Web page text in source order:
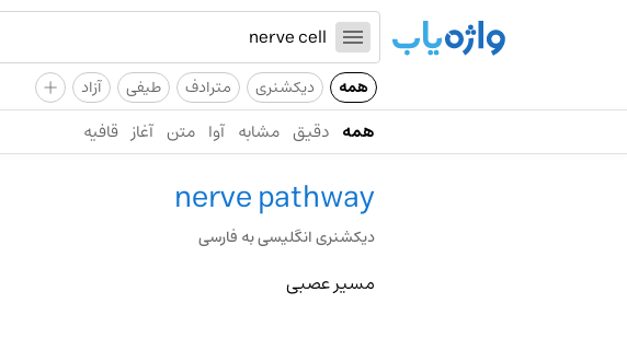
همه دیکشنری مترادف طیفی آزاد +
همه دقیق مشابه آوا متن آغاز قافیه
nerve pathway
دیکشنری انگلیسی به فارسی
مسیر عصبی